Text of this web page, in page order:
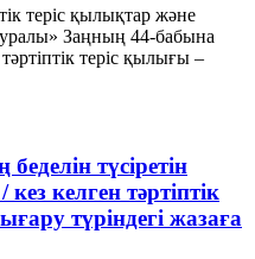
теріс қылықтар және
Заңның 44-бабына
теріс қылығы –
түсіретін
келген тәртіптік
түріндегі жазаға